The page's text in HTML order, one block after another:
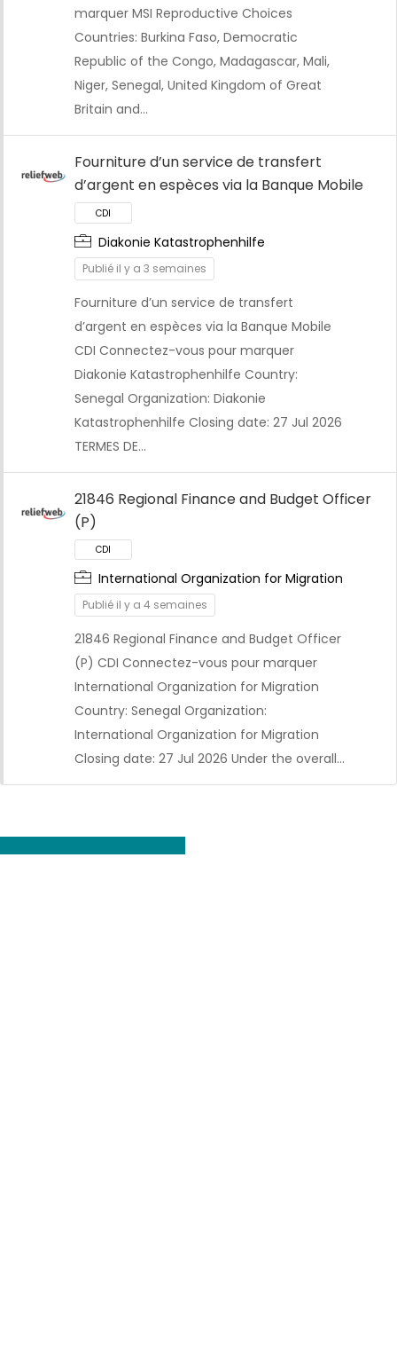
CDI
CDI
CDI
marquer MSI Reproductive Choices
Countries: Burkina Faso, Democratic
Republic of the Congo, Madagascar, Mali,
Niger, Senegal, United Kingdom of Great
Britain and…
Fourniture d’un service de transfert
d’argent en espèces via la Banque Mobile
Diakonie Katastrophenhilfe
Publié il y a 3 semaines
Fourniture d’un service de transfert
d’argent en espèces via la Banque Mobile
CDI Connectez-vous pour marquer
Diakonie Katastrophenhilfe Country:
Senegal Organization: Diakonie
Katastrophenhilfe Closing date: 27 Jul 2026
TERMES DE…
21846 Regional Finance and Budget Officer
(P)
International Organization for Migration
Publié il y a 4 semaines
21846 Regional Finance and Budget Officer
(P) CDI Connectez-vous pour marquer
International Organization for Migration
Country: Senegal Organization:
International Organization for Migration
Closing date: 27 Jul 2026 Under the overall…